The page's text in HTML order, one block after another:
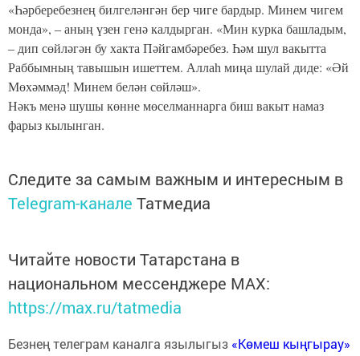
«Һәрберебезнең билгеләнгән бер чиге бардыр. Минем чигем
монда», – аның үзен генә калдырган. «Мин курка башладым,
– дип сөйләгән бу хакта Пәйгамбәребез. Һәм шул вакытта
Раббымның тавышын ишеттем. Аллаһ миңа шулай диде: «Әй
Мөхәммәд! Минем белән сөйләш».
Нәкъ менә шушы көнне мөселманнарга биш вакыт намаз
фарыз кылынган.
Следите за самым важным и интересным в
Telegram-канале Татмедиа
Читайте новости Татарстана в
национальном мессенджере MАХ:
https://max.ru/tatmedia
Безнең телеграм каналга язылыгыз «Көмеш кыңгырау»